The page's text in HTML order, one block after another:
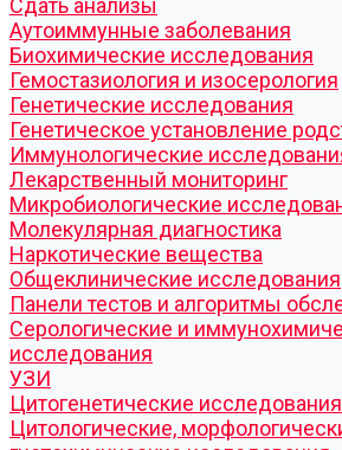
Cдать анализы
Аутоиммунные заболевания
Биохимические исследования
Гемостазиология и изосерология
Генетические исследования
Генетическое установление
Иммунологические
Лекарственный мониторинг
Микробиологические
Молекулярная диагностика
Наркотические вещества
Общеклинические исследования
Панели тестов и алгоритмы
Серологические и
исследования
УЗИ
Цитогенетические исследования
Цитологические,